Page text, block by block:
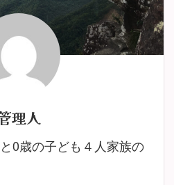
理人
0歳の子ども４人家族の